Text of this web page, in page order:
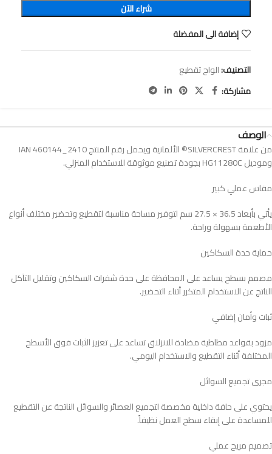
شراء الآن
إضافة الى المفضلة
التصنيف:الواح تقطيع
مشاركة:
الوصف
من علامة SILVERCREST® الألمانية ويحمل رقم المنتج IAN 460144_2410
وموديل HG11280C بجودة تصنيع موثوقة للاستخدام المنزلي.
مقاس عملي كبير
يأتي بأبعاد 36.5 × 27.5 سم لتوفير مساحة مناسبة لتقطيع وتحضير مختلف أنواع
الأطعمة بسهولة وراحة.
حماية حدة السكاكين
مصمم بسطح يساعد على المحافظة على حدة شفرات السكاكين وتقليل التآكل
الناتج عن الاستخدام المتكرر أثناء التحضير.
ثبات وأمان إضافي
مزود بقواعد مطاطية مضادة للانزلاق تساعد على تعزيز الثبات فوق الأسطح
المختلفة أثناء التقطيع والاستخدام اليومي.
مجرى تجميع السوائل
يحتوي على حافة داخلية مخصصة لتجميع العصائر والسوائل الناتجة عن التقطيع
للمساعدة على إبقاء سطح العمل نظيفاً.
تصميم مريح عملي